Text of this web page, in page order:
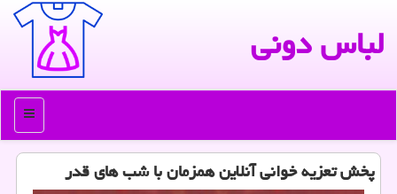
لباس دونی
منو
پخش تعزیه خوانی آنلاین همزمان با شب های قدر